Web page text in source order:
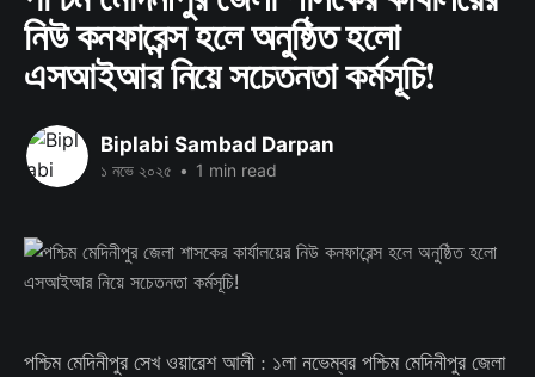
নিউ কনফারেন্স হলে অনুষ্ঠিত হলো
এসআইআর নিয়ে সচেতনতা কর্মসূচি!
Biplabi Sambad Darpan
১ নভে ২০২৫ • 1 min read
পশ্চিম মেদিনীপুর সেখ ওয়ারেশ আলী : ১লা নভেম্বর পশ্চিম মেদিনীপুর জেলা